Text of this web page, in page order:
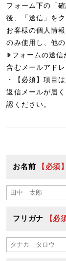
フォーム下の「
後、「送信」を
お客様の個人情
のみ使用し、他
※フォームの送
含むメールアド
・
【必須】項目
返信メールが届
認ください。
お名前 【必須】
フリガナ 【必